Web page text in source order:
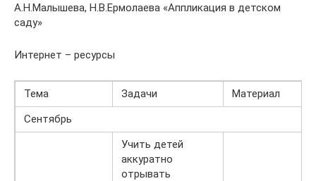
А.Н.Малышева, Н.В.Ермолаева «Аппликация в детском
саду»
Интернет – ресурсы
Тема Задачи
Материал
Сентябрь
Учить детей
аккуратно
отрывать